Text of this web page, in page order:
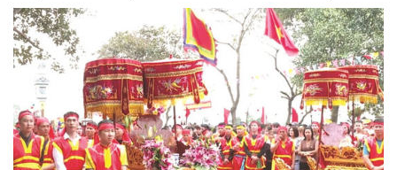
1961, làng được sáp nhập vào Hà Nội. Năm 1965, Viên Nội
thuộc xã Vân Nội; từ ngày 1/7/2025 thuộc xã Phúc Thịnh, Hà
Nội. Viên Nội thờ hai vị thần là Đống Băng và Uông Tá (thời
Hùng Vương thứ 18) cùng Diệu La công chúa, nữ tướng thời Hai
Bà Trưng.